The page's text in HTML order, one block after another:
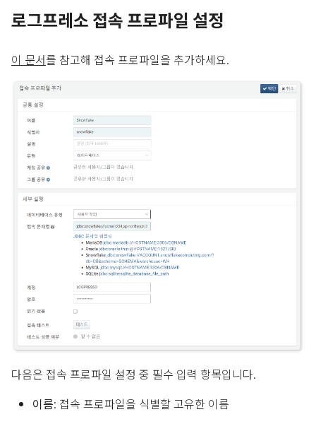
로그프레소 접속 프로파일 설정
이 문서를 참고해 접속 프로파일을 추가하세요.
다음은 접속 프로파일 설정 중 필수 입력 항목입니다.
이름: 접속 프로파일을 식별할 고유한 이름